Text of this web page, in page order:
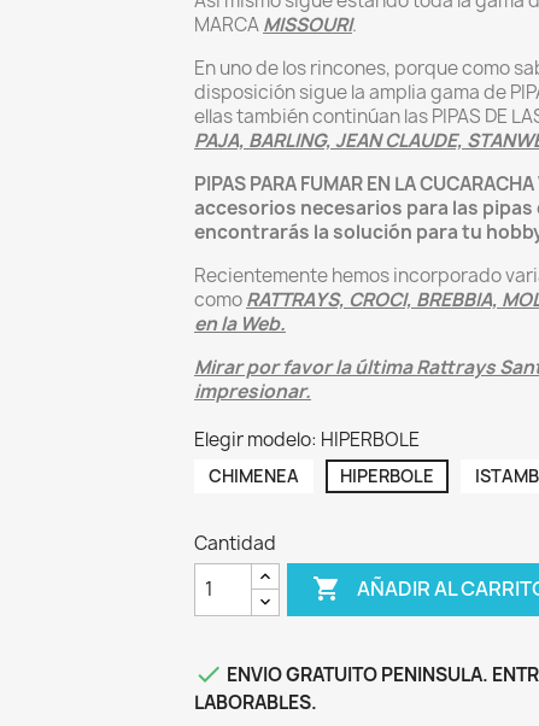
MARCAMISSOURI.
En uno de los rincones, porque como
disposición sigue la amplia gama de
ellas también continúan las PIPAS DE
PAJA, BARLING, JEAN CLAUDE,
PIPAS PARA FUMAR EN LA
accesorios necesarios para las
encontrarás la solución para tu
Recientemente hemos incorporado
comoRATTRAYS, CROCI, BREBBIA,
en la Web.
Mirar por favor la última Rattrays
impresionar.
Elegir modelo: HIPERBOLE
CHIMENEA HIPERBOLE
Cantidad
 AÑADIR AL
 ENVIO GRATUITO PENINSULA.
LABORABLES.